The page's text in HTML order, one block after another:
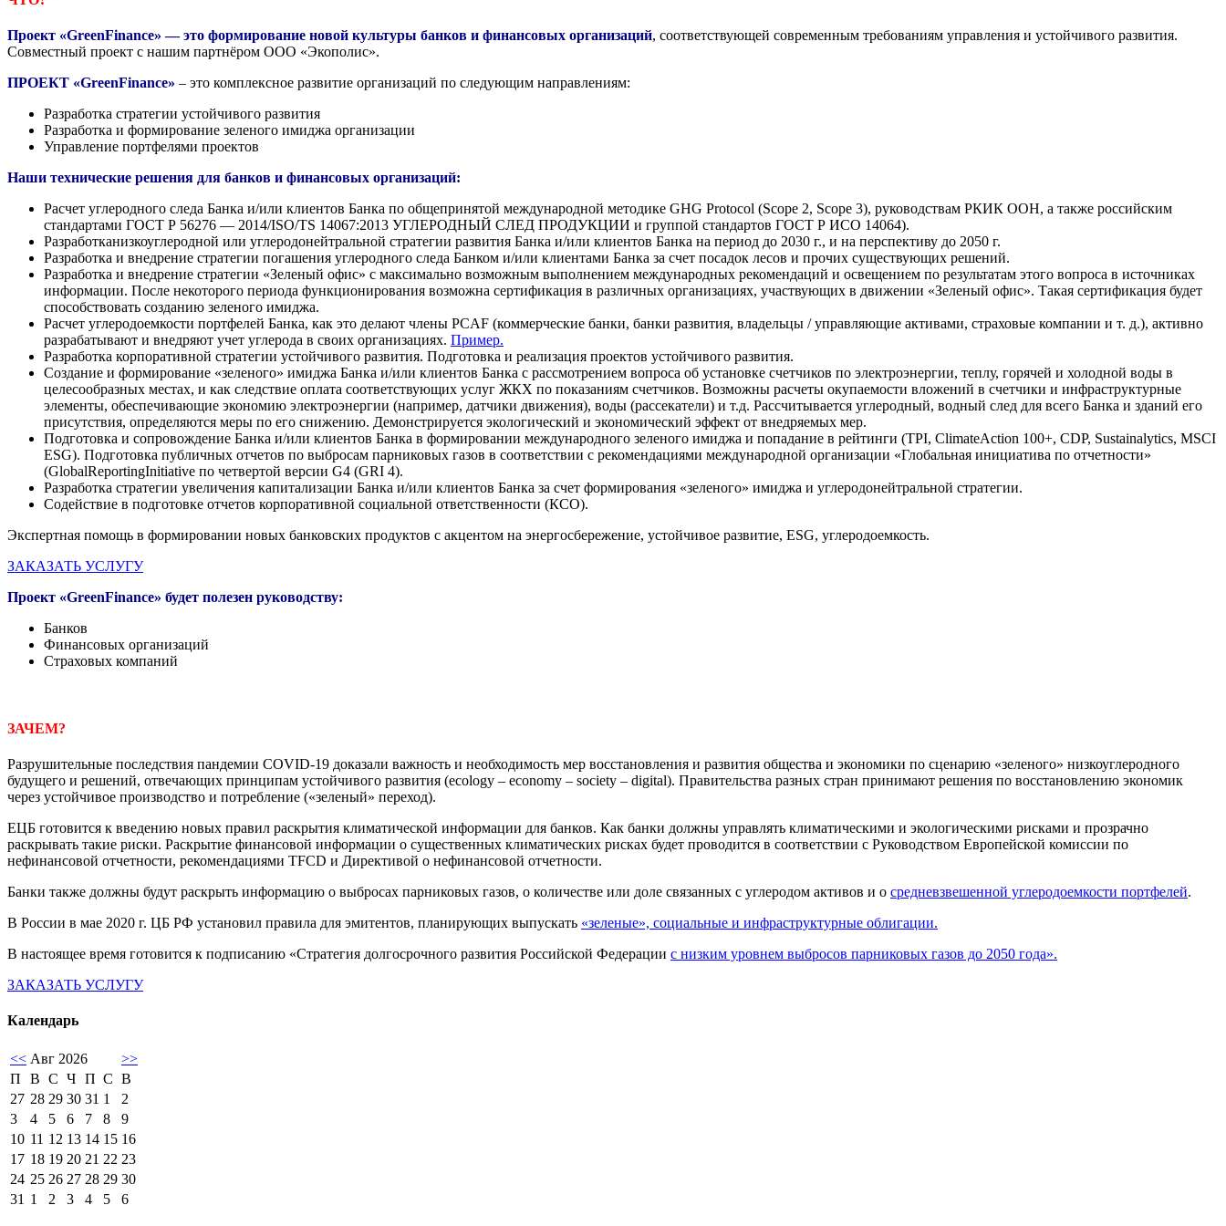
Проект «GreenFinance» — это формирование новой культуры банков и финансовых организаций, соответствующей современным требованиям управления и устойчивого развития.
Совместный проект с нашим партнёром ООО «Экополис».
ПРОЕКТ «GreenFinance» – это комплексное развитие организаций по следующим направлениям:
Разработка стратегии устойчивого развития
Разработка и формирование зеленого имиджа организации
Управление портфелями проектов
Наши технические решения для банков и финансовых организаций:
Расчет углеродного следа Банка и/или клиентов Банка по общепринятой международной методике GHG Protocol (Scope 2, Scope 3), руководствам РКИК ООН, а также российским
стандартами ГОСТ Р 56276 — 2014/ISO/TS 14067:2013 УГЛЕРОДНЫЙ СЛЕД ПРОДУКЦИИ и группой стандартов ГОСТ Р ИСО 14064).
Разработканизкоуглеродной или углеродонейтральной стратегии развития Банка и/или клиентов Банка на период до 2030 г., и на перспективу до 2050 г.
Разработка и внедрение стратегии погашения углеродного следа Банком и/или клиентами Банка за счет посадок лесов и прочих существующих решений.
Разработка и внедрение стратегии «Зеленый офис» с максимально возможным выполнением международных рекомендаций и освещением по результатам этого вопроса в источниках
информации. После некоторого периода функционирования возможна сертификация в различных организациях, участвующих в движении «Зеленый офис». Такая сертификация будет
способствовать созданию зеленого имиджа.
Расчет углеродоемкости портфелей Банка, как это делают члены PCAF (коммерческие банки, банки развития, владельцы / управляющие активами, страховые компании и т. д.), активно
разрабатывают и внедряют учет углерода в своих организациях. Пример.
Разработка корпоративной стратегии устойчивого развития. Подготовка и реализация проектов устойчивого развития.
Создание и формирование «зеленого» имиджа Банка и/или клиентов Банка с рассмотрением вопроса об установке счетчиков по электроэнергии, теплу, горячей и холодной воды в
целесообразных местах, и как следствие оплата соответствующих услуг ЖКХ по показаниям счетчиков. Возможны расчеты окупаемости вложений в счетчики и инфраструктурные
элементы, обеспечивающие экономию электроэнергии (например, датчики движения), воды (рассекатели) и т.д. Рассчитывается углеродный, водный след для всего Банка и зданий его
присутствия, определяются меры по его снижению. Демонстрируется экологический и экономический эффект от внедряемых мер.
Подготовка и сопровождение Банка и/или клиентов Банка в формировании международного зеленого имиджа и попадание в рейтинги (TPI, ClimateAction 100+, CDP, Sustainalytics, MSCI
ESG). Подготовка публичных отчетов по выбросам парниковых газов в соответствии с рекомендациями международной организации «Глобальная инициатива по отчетности»
(GlobalReportingInitiative по четвертой версии G4 (GRI 4).
Разработка стратегии увеличения капитализации Банка и/или клиентов Банка за счет формирования «зеленого» имиджа и углеродонейтральной стратегии.
Содействие в подготовке отчетов корпоративной социальной ответственности (КСО).
Экспертная помощь в формировании новых банковских продуктов с акцентом на энергосбережение, устойчивое развитие, ESG, углеродоемкость.
ЗАКАЗАТЬ УСЛУГУ
Проект «GreenFinance» будет полезен руководству:
Банков
Финансовых организаций
Страховых компаний
ЗАЧЕМ?
Разрушительные последствия пандемии COVID-19 доказали важность и необходимость мер восстановления и развития общества и экономики по сценарию «зеленого» низкоуглеродного
будущего и решений, отвечающих принципам устойчивого развития (ecology – economy – society – digital). Правительства разных стран принимают решения по восстановлению экономик
через устойчивое производство и потребление («зеленый» переход).
ЕЦБ готовится к введению новых правил раскрытия климатической информации для банков. Как банки должны управлять климатическими и экологическими рисками и прозрачно
раскрывать такие риски. Раскрытие финансовой информации о существенных климатических рисках будет проводится в соответствии с Руководством Европейской комиссии по
нефинансовой отчетности, рекомендациями TFCD и Директивой о нефинансовой отчетности.
Банки также должны будут раскрыть информацию о выбросах парниковых газов, о количестве или доле связанных с углеродом активов и о средневзвешенной углеродоемкости портфелей.
В России в мае 2020 г. ЦБ РФ установил правила для эмитентов, планирующих выпускать «зеленые», социальные и инфраструктурные облигации.
В настоящее время готовится к подписанию «Стратегия долгосрочного развития Российской Федерации с низким уровнем выбросов парниковых газов до 2050 года».
ЗАКАЗАТЬ УСЛУГУ
Календарь
<< Авг 2026
>>
П
В С Ч П С В
27 28 29 30 31 1
2
3
4 5 6 7 8
9
10 11 12 13 14 15 16
17 18 19 20 21 22 23
24 25 26 27 28 29 30
31 1 2 3 4 5 6